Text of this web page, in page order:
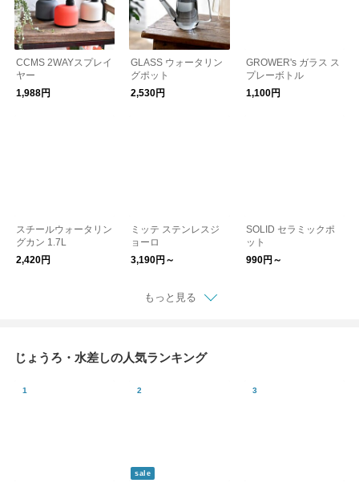
CCMS 2WAYスプレイ
ヤー
1,988円
GLASS ウォータリン
グポット
2,530円
GROWER's ガラス ス
プレーボトル
1,100円
スチールウォータリン
グカン 1.7L
2,420円
ミッテ ステンレスジ
ョーロ
3,190円～
SOLID セラミックポ
ット
990円～
もっと見る
じょうろ・水差しの人気ランキング
sale